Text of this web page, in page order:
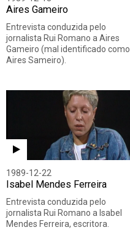
Aires Gameiro
Entrevista conduzida pelo
jornalista Rui Romano a Aires
Gameiro (mal identificado como
Aires Sameiro).
1989-12-22
Isabel Mendes Ferreira
Entrevista conduzida pelo
jornalista Rui Romano a Isabel
Mendes Ferreira, escritora.